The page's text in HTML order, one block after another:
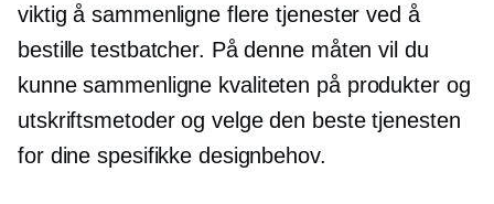
viktig å sammenligne flere tjenester ved å
bestille testbatcher. På denne måten vil du
kunne sammenligne kvaliteten på produkter og
utskriftsmetoder og velge den beste tjenesten
for dine spesifikke designbehov.